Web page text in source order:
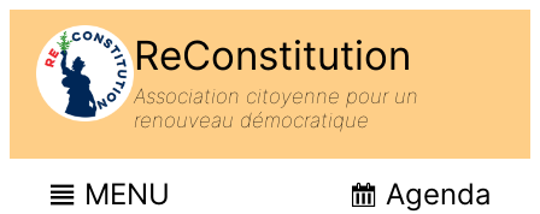
ReConstitution
Association citoyenne pour un
renouveau démocratique
MENU Agenda